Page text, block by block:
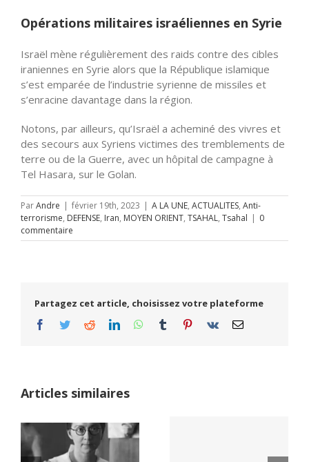
Opérations militaires israéliennes en Syrie
Israël mène régulièrement des raids contre des cibles
iraniennes en Syrie alors que la République islamique
s’est emparée de l’industrie syrienne de missiles et
s’enracine davantage dans la région.
Notons, par ailleurs, qu’Israël a acheminé des vivres et
des secours aux Syriens victimes des tremblements de
terre ou de la Guerre, avec un hôpital de campagne à
Tel Hasara, sur le Golan.
ParAndre | février 19th, 2023 | A LA UNE, ACTUALITES, Anti-
terrorisme, DEFENSE, Iran, MOYEN ORIENT, TSAHAL, Tsahal | 0
commentaire
Partagez cet article, choisissez votre plateforme
Facebook
TwitterRedditLinkedInWhatsApp
Tumblr Pinterest
Vk Email
Articles similaires